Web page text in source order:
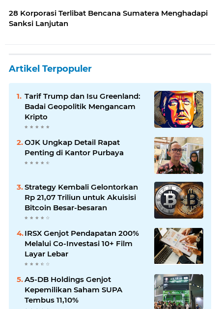
28 Korporasi Terlibat Bencana Sumatera Menghadapi
Sanksi Lanjutan
Artikel Terpopuler
Tarif Trump dan Isu Greenland:
Badai Geopolitik Mengancam
Kripto
OJK Ungkap Detail Rapat
Penting di Kantor Purbaya
Strategy Kembali Gelontorkan
Rp 21,07 Triliun untuk Akuisisi
Bitcoin Besar-besaran
IRSX Genjot Pendapatan 200%
Melalui Co-Investasi 10+ Film
Layar Lebar
A5-DB Holdings Genjot
Kepemilikan Saham SUPA
Tembus 11,10%